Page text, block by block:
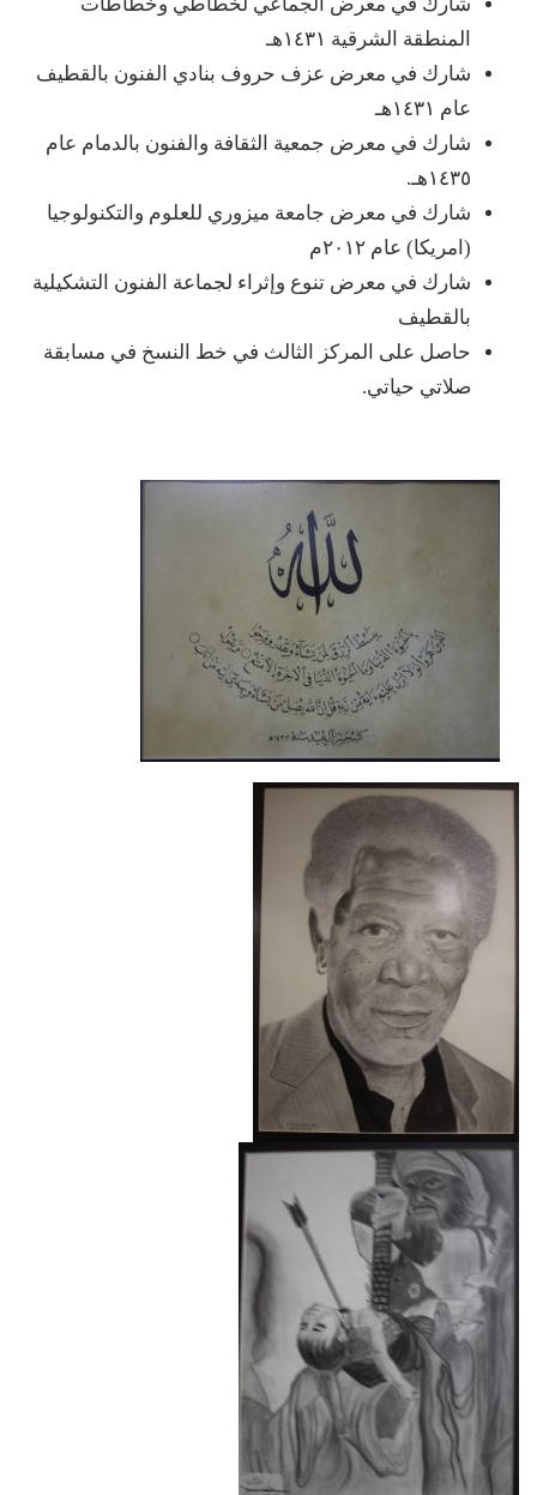
المنطقة الشرقية ١٤٣١هـ
شارك في معرض عزف حروف بنادي الفنون بالقطيف
عام ١٤٣١هـ
شارك في معرض جمعية الثقافة والفنون بالدمام عام
١٤٣٥هـ.
شارك في معرض جامعة ميزوري للعلوم والتكنولوجيا
(امريكا) عام ٢٠١٢م
شارك في معرض تنوع وإثراء لجماعة الفنون التشكيلية
بالقطيف
حاصل على المركز الثالث في خط النسخ في مسابقة
صلاتي حياتي.